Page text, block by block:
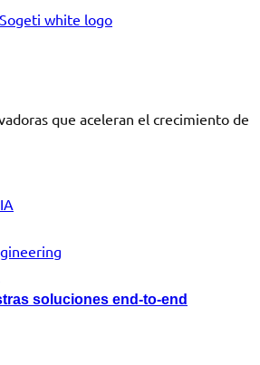
que aceleran el crecimiento de
soluciones end-to-end